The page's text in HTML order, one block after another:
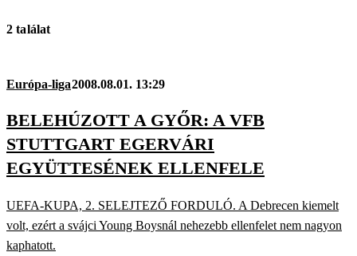
2 találat
Európa-liga2008.08.01. 13:29
BELEHÚZOTT A GYŐR: A VFB
STUTTGART EGERVÁRI
EGYÜTTESÉNEK ELLENFELE
UEFA-KUPA, 2. SELEJTEZŐ FORDULÓ. A Debrecen kiemelt
volt, ezért a svájci Young Boysnál nehezebb ellenfelet nem nagyon
kaphatott.